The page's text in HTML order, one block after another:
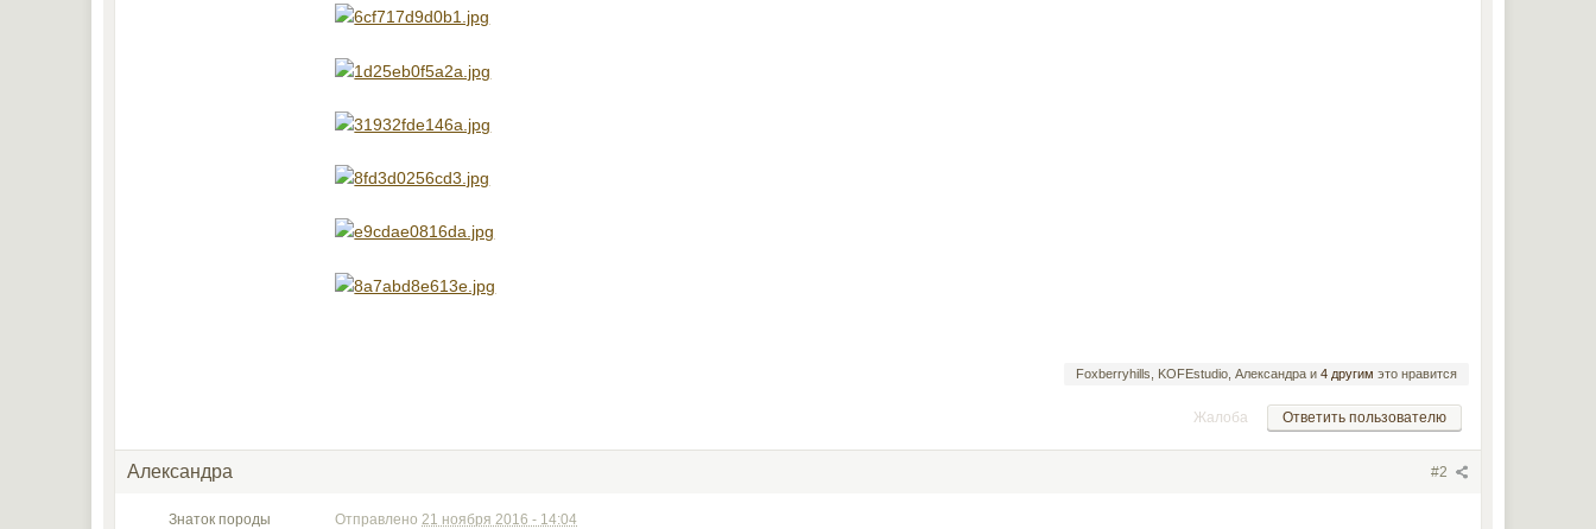
Foxberryhills, KOFEstudio, Александра и 4 другим это нравится
Ответить пользователю
Жалоба
#2
Александра
Знаток породы Отправлено 21 ноября 2016 - 14:04